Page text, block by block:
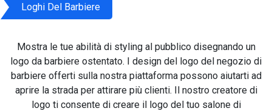
Loghi Del Barbiere
Mostra le tue abilità di styling al pubblico disegnando un
logo da barbiere ostentato. I design del logo del negozio di
barbiere offerti sulla nostra piattaforma possono aiutarti ad
aprire la strada per attirare più clienti. Il nostro creatore di
logo ti consente di creare il logo del tuo salone di